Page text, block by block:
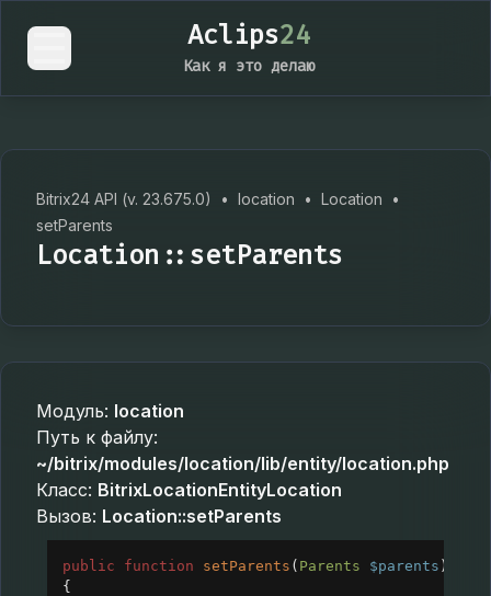
Aclips24
Как я это делаю
Bitrix24 API (v. 23.675.0) • location • Location
•
setParents
Location::setParents
Модуль: location
Путь к файлу:
~/bitrix/modules/location/lib/entity/location.php
Класс: BitrixLocationEntityLocation
Вызов: Location::setParents
public function setParents ( Parents $parents ):
{